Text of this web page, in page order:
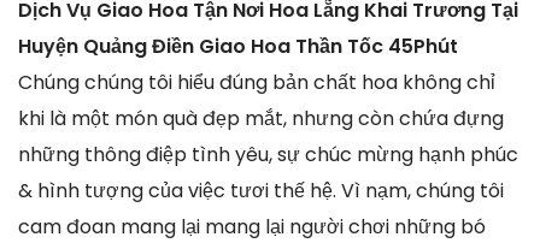
Dịch Vụ Giao Hoa Tận Nơi Hoa Lẵng Khai Trương Tại
Huyện Quảng Điền Giao Hoa Thần Tốc 45Phút
Chúng chúng tôi hiểu đúng bản chất hoa không chỉ
khi là một món quà đẹp mắt, nhưng còn chứa đựng
những thông điệp tình yêu, sự chúc mừng hạnh phúc
& hình tượng của việc tươi thế hệ. Vì nạm, chúng tôi
cam đoan mang lại mang lại người chơi những bó